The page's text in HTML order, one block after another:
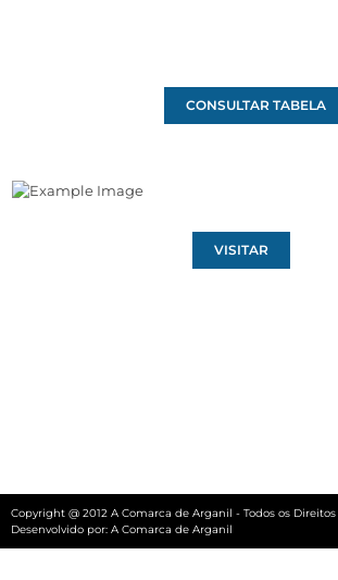
CONSULTAR TABELA
VISITAR
Copyright @ 2012 A Comarca de Arganil - Todos os Direitos
Desenvolvido por: A Comarca de Arganil